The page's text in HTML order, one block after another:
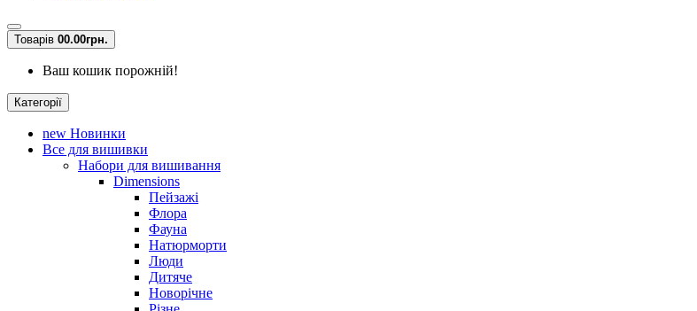
Товарів 00.00грн.
Ваш кошик порожній!
Категорії
new Новинки
Все для вишивки
Набори для вишивання
Dimensions
Пейзажі
Флора
Фауна
Натюрморти
Люди
Дитяче
Новорічне